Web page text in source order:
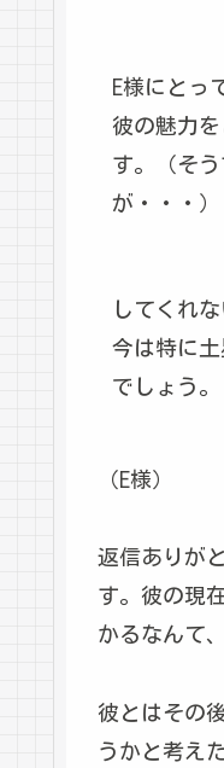
E様にとっ
彼の魅力
す。（そ
が・・・）
してくれ
今は特に
でしょう。
（E様）
返信ありが
す。彼の現
かるなんて
彼とはその
うかと考え